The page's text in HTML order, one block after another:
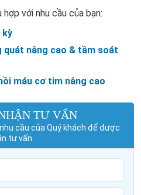
với nhu cầu của bạn:
kỳ
quát nâng cao & tầm soát
máu cơ tim nâng cao
TƯ VẤN
cầu của Quý khách để được
tư vấn